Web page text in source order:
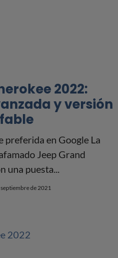
2022:
y versión
preferida en Google La
Jeep Grand
una puesta...
de 2021